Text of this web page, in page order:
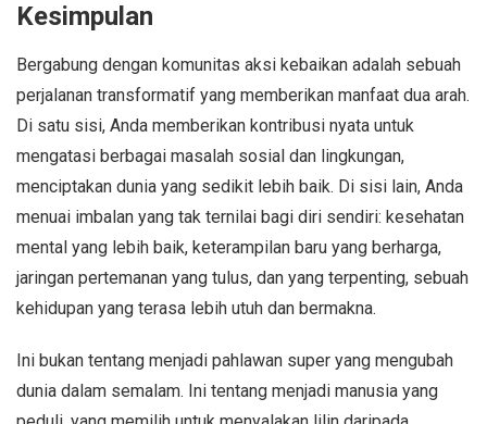
Kesimpulan
Bergabung dengan komunitas aksi kebaikan adalah sebuah
perjalanan transformatif yang memberikan manfaat dua arah.
Di satu sisi, Anda memberikan kontribusi nyata untuk
mengatasi berbagai masalah sosial dan lingkungan,
menciptakan dunia yang sedikit lebih baik. Di sisi lain, Anda
menuai imbalan yang tak ternilai bagi diri sendiri: kesehatan
mental yang lebih baik, keterampilan baru yang berharga,
jaringan pertemanan yang tulus, dan yang terpenting, sebuah
kehidupan yang terasa lebih utuh dan bermakna.
Ini bukan tentang menjadi pahlawan super yang mengubah
dunia dalam semalam. Ini tentang menjadi manusia yang